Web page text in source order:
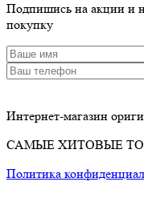
Подпишись на акции и
покупку
Интернет-магазин
САМЫЕ ХИТОВЫЕ
Политика